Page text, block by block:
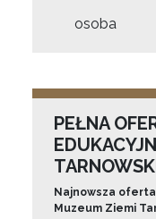
osoba
PEŁNA
Najnowsza
Muzeum Ziemi